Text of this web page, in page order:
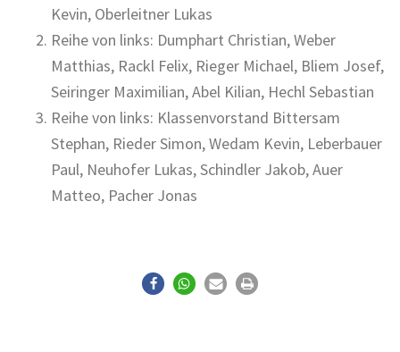
Kevin, Oberleitner Lukas
Reihe von links: Dumphart Christian, Weber
Matthias, Rackl Felix, Rieger Michael, Bliem Josef,
Seiringer Maximilian, Abel Kilian, Hechl Sebastian
Reihe von links: Klassenvorstand Bittersam
Stephan, Rieder Simon, Wedam Kevin, Leberbauer
Paul, Neuhofer Lukas, Schindler Jakob, Auer
Matteo, Pacher Jonas